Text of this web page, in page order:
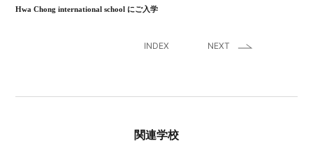
Hwa Chong international school にご入学
INDEX NEXT
関連学校